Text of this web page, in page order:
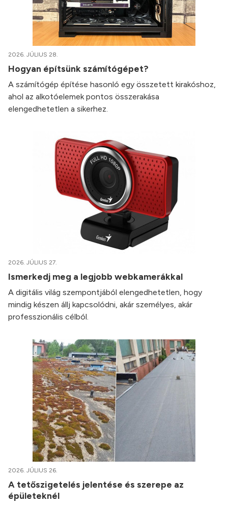
2026. JÚLIUS 28.
Hogyan építsünk számítógépet?
A számítógép építése hasonló egy összetett kirakóshoz,
ahol az alkotóelemek pontos összerakása
elengedhetetlen a sikerhez.
2026. JÚLIUS 27.
Ismerkedj meg a legjobb webkamerákkal
A digitális világ szempontjából elengedhetetlen, hogy
mindig készen állj kapcsolódni, akár személyes, akár
professzionális célból.
2026. JÚLIUS 26.
A tetőszigetelés jelentése és szerepe az
épületeknél